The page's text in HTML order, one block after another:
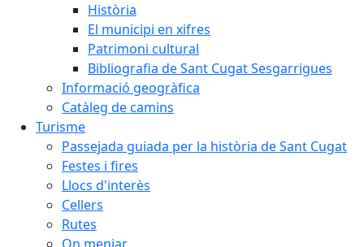
Història
El municipi en xifres
Patrimoni cultural
Bibliografia de Sant Cugat Sesgarrigues
Informació geogràfica
Catàleg de camins
Turisme
Passejada guiada per la història de Sant Cugat
Festes i fires
Llocs d'interès
Cellers
Rutes